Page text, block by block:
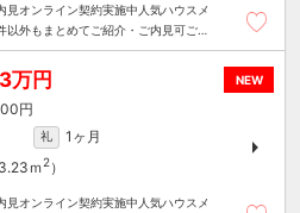
オンライン契約実施中人気ハウスメ
外もまとめてご紹介・ご内見可ご予
NEW
万円
円
礼
1ヶ月
ｍ 2）
オンライン契約実施中人気ハウスメ